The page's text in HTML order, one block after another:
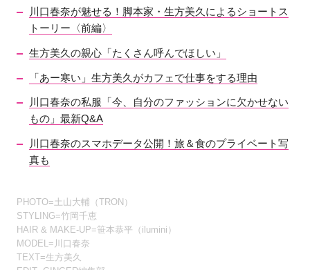
川口春奈が魅せる！脚本家・生方美久によるショートス
トーリー〈前編〉
生方美久の親心「たくさん呼んでほしい」
「あー寒い」生方美久がカフェで仕事をする理由
川口春奈の私服「今、自分のファッションに欠かせない
もの」最新Q&A
川口春奈のスマホデータ公開！旅＆食のプライベート写
真も
PHOTO=土山大輔（TRON）
STYLING=竹岡千恵
HAIR & MAKE-UP=笹本恭平（ilumini）
MODEL=川口春奈
TEXT=生方美久